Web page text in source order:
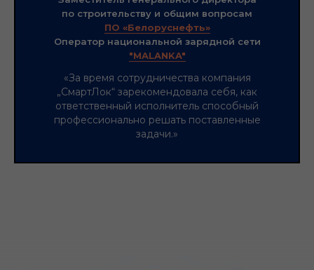
по строительству и общим вопросам
ПО «Белоруснефть»
Оператор национальной зарядной сети
"MALANKA"
«За время сотрудничества компания
„СмартЛок“ зарекомендовала себя, как
ответственный исполнитель способный
профессионально решать поставленные
задачи.»